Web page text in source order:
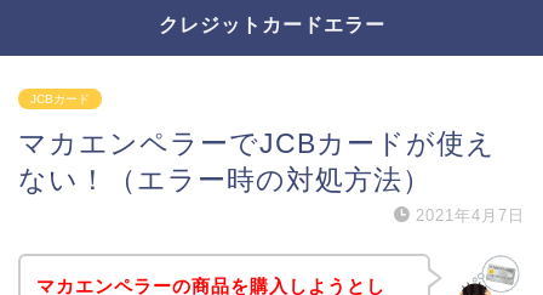
クレジットカードエラー
JCBカード
マカエンペラーでJCBカードが使え
ない！（エラー時の対処方法）
2021年4月7日
マカエンペラーの商品を購入しようとし